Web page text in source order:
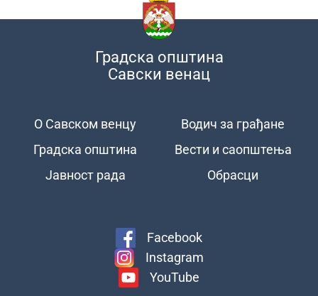
Градска општина
Савски венац
Подножје
О Савском венцу
Градска општина
Јавност рада
Водич за грађане
Вести и саопштења
Обрасци
Facebook
Instagram
YouTube